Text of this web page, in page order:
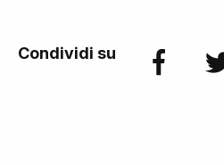
Condividi su